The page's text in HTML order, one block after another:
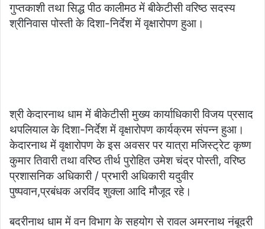
गुप्तकाशी तथा सिद्ध पीठ कालीमठ में बीकेटीसी वरिष्ठ सदस्य
श्रीनिवास पोस्ती के दिशा-निर्देश में वृक्षारोपण हुआ।
श्री केदारनाथ धाम में बीकेटीसी मुख्य कार्याधिकारी विजय प्रसाद
थपलियाल के दिशा-निर्देश में वृक्षारोपण कार्यक्रम संपन्न हुआ।
केदारनाथ में वृक्षारोपण के इस अवसर पर यात्रा मजिस्ट्रेट कृष्ण
कुमार तिवारी तथा वरिष्ठ तीर्थ पुरोहित उमेश चंद्र पोस्ती, वरिष्ठ
प्रशासनिक अधिकारी / प्रभारी अधिकारी यदुवीर
पुष्पवान,प्रबंधक अरविंद शुक्ला आदि मौजूद रहे।
बदरीनाथ धाम में वन विभाग के सहयोग से रावल अमरनाथ नंबूदरी